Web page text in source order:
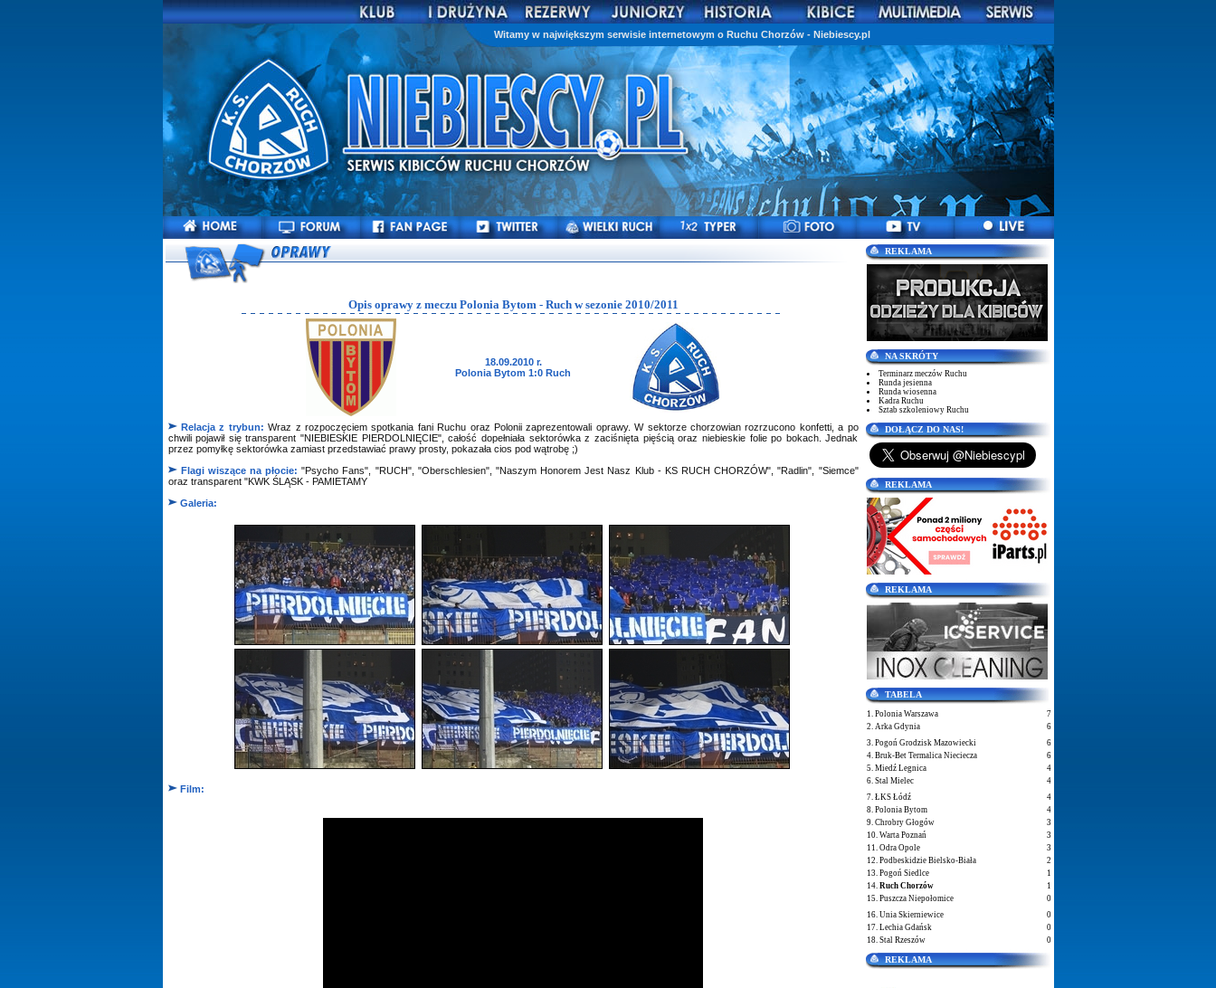
Witamy w największym serwisie internetowym o Ruchu Chorzów - Niebiescy.pl
Opis oprawy z meczu Polonia Bytom - Ruch w sezonie 2010/2011
18.09.2010 r.
Polonia Bytom 1:0 Ruch
Relacja z trybun: Wraz z rozpoczęciem spotkania fani Ruchu oraz Polonii zaprezentowali oprawy. W sektorze chorzowian rozrzucono konfetti, a po
chwili pojawił się transparent "NIEBIESKIE PIERDOLNIĘCIE", całość dopełniała sektorówka z zaciśnięta pięścią oraz niebieskie folie po bokach. Jednak
przez pomyłkę sektorówka zamiast przedstawiać prawy prosty, pokazała cios pod wątrobę ;)
Flagi wiszące na płocie: "Psycho Fans", "RUCH", "Oberschlesien", "Naszym Honorem Jest Nasz Klub - KS RUCH CHORZÓW", "Radlin", "Siemce"
oraz transparent "KWK ŚLĄSK - PAMIETAMY
Galeria:
Film:
REKLAMA
NA SKRÓTY
Terminarz meczów Ruchu
Runda jesienna
Runda wiosenna
Kadra Ruchu
Sztab szkoleniowy Ruchu
DOŁĄCZ DO NAS!
REKLAMA
REKLAMA
TABELA
1. Polonia Warszawa
7
2. Arka Gdynia
6
3. Pogoń Grodzisk Mazowiecki
6
4. Bruk-Bet Termalica Nieciecza
6
5. Miedź Legnica
4
6. Stal Mielec
4
7. ŁKS Łódź
4
8. Polonia Bytom
4
9. Chrobry Głogów
3
10. Warta Poznań
3
11. Odra Opole
3
12. Podbeskidzie Bielsko-Biała
2
13. Pogoń Siedlce
1
14. Ruch Chorzów
1
15. Puszcza Niepołomice
0
16. Unia Skierniewice
0
17. Lechia Gdańsk
0
18. Stal Rzeszów
0
REKLAMA